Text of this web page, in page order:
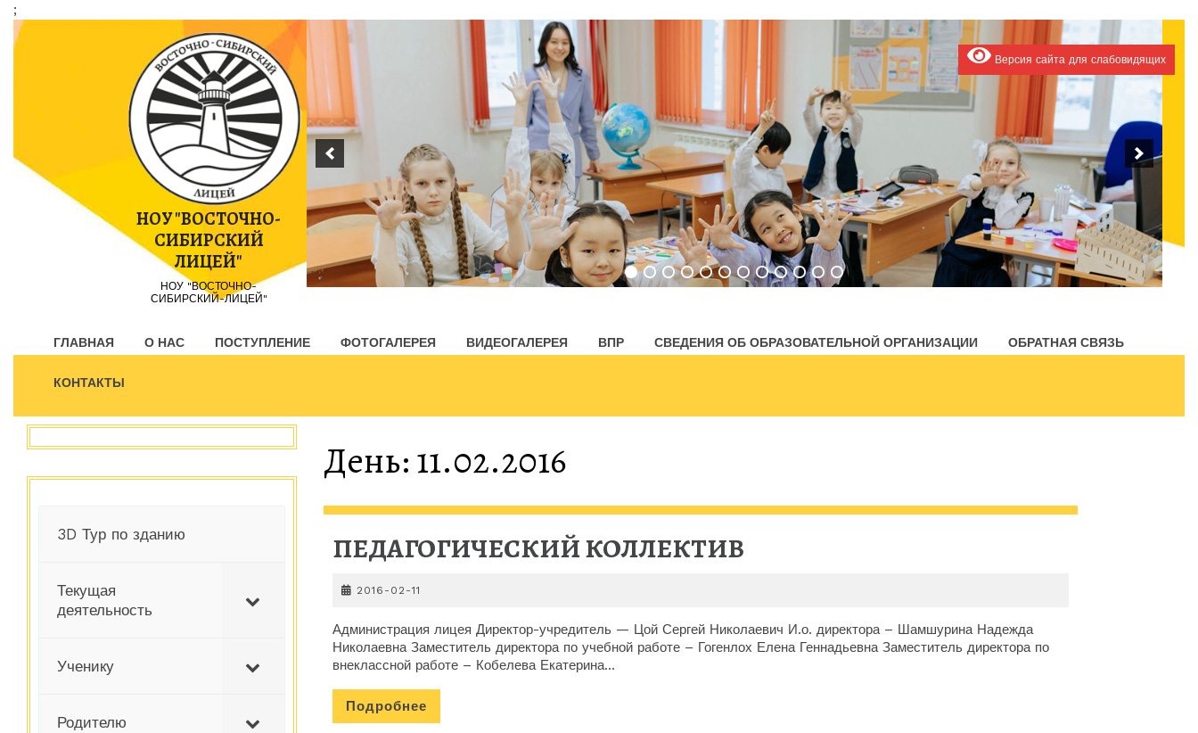
;
Пропустить
контент
НОУ "ВОСТОЧНО-
СИБИРСКИЙ
ЛИЦЕЙ"
НОУ "ВОСТОЧНО-
СИБИРСКИЙ-ЛИЦЕЙ"
Версия сайта для слабовидящих
ГЛАВНАЯ О НАС ПОСТУПЛЕНИЕ ФОТОГАЛЕРЕЯ ВИДЕОГАЛЕРЕЯ ВПР СВЕДЕНИЯ ОБ ОБРАЗОВАТЕЛЬНОЙ ОРГАНИЗАЦИИ ОБРАТНАЯ СВЯЗЬ
КОНТАКТЫ
3D Тур по зданию
Текущая
деятельность
Ученику
Родителю
День:11.02.2016
ПЕДАГОГИЧЕСКИЙ КОЛЛЕКТИВПЕДАГОГИЧЕСКИЙ
2016-02-11
Администрация лицея Директор-учредитель — Цой Сергей Николаевич И.о. директора – Шамшурина Надежда
Николаевна Заместитель директора по учебной работе – Гогенлох Елена Геннадьевна Заместитель директора по
внеклассной работе – Кобелева Екатерина...
ПодробнееПодробнее